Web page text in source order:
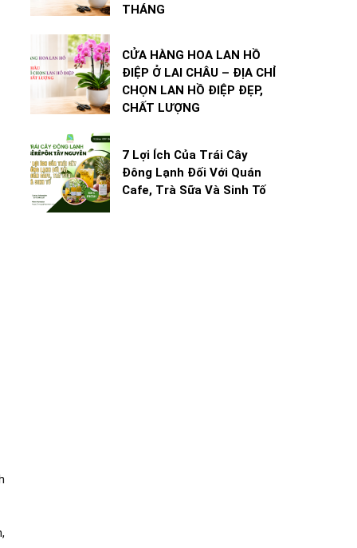
THÁNG
CỬA HÀNG HOA LAN HỒ
ĐIỆP Ở LAI CHÂU – ĐỊA CHỈ
CHỌN LAN HỒ ĐIỆP ĐẸP,
CHẤT LƯỢNG
7 Lợi Ích Của Trái Cây
Đông Lạnh Đối Với Quán
Cafe, Trà Sữa Và Sinh Tố